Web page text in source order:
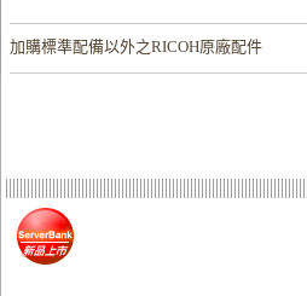
加購標準配備以外之RICOH原廠配件